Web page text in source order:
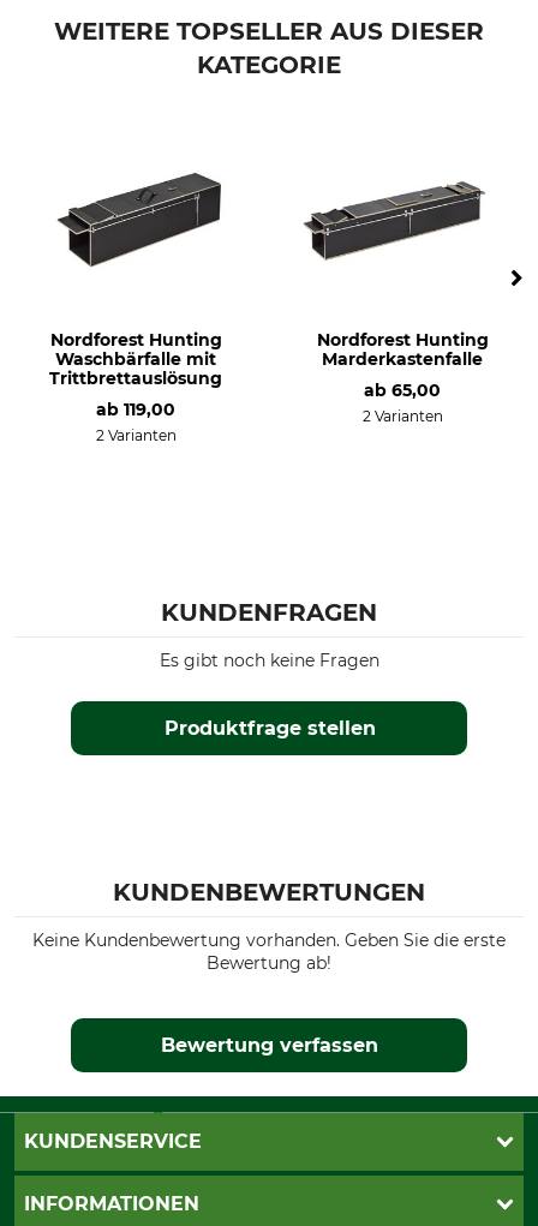
Herstellung
WEITERE TOPSELLER AUS DIESER
KATEGORIE
Nordforest Hunting
Waschbärfalle mit
Trittbrettauslösung
ab 119,00
2 Varianten
Nordforest Hunting
Marderkastenfalle
ab 65,00
2 Varianten
KUNDENFRAGEN
Produktfrage stellen
Es gibt noch keine Fragen
KUNDENBEWERTUNGEN
Keine Kundenbewertung vorhanden. Geben Sie die erste
Bewertung ab!
Bewertung verfassen
KUNDENSERVICE
Live-Shopping
INFORMATIONEN